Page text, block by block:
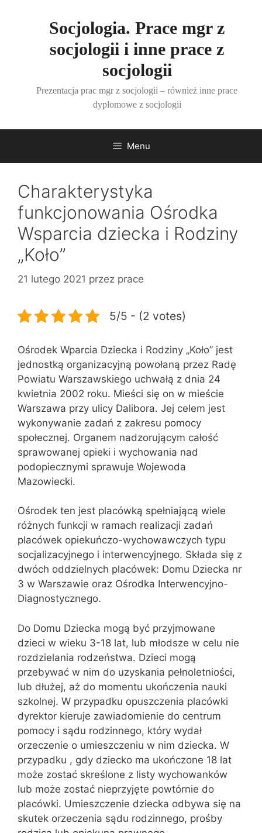
Socjologia. Prace mgr z
socjologii i inne prace z
socjologii
Prezentacja prac mgr z socjologii – również inne prace
dyplomowe z socjologii
Menu
Charakterystyka
funkcjonowania Ośrodka
Wsparcia dziecka i Rodziny
„Koło”
21 lutego 2021 przez prace
5/5 - (2 votes)
Ośrodek Wparcia Dziecka i Rodziny „Koło” jest
jednostką organizacyjną powołaną przez Radę
Powiatu Warszawskiego uchwałą z dnia 24
kwietnia 2002 roku. Mieści się on w mieście
Warszawa przy ulicy Dalibora. Jej celem jest
wykonywanie zadań z zakresu pomocy
społecznej. Organem nadzorującym całość
sprawowanej opieki i wychowania nad
podopiecznymi sprawuje Wojewoda
Mazowiecki.
Ośrodek ten jest placówką spełniającą wiele
różnych funkcji w ramach realizacji zadań
placówek opiekuńczo-wychowawczych typu
socjalizacyjnego i interwencyjnego. Składa się z
dwóch oddzielnych placówek: Domu Dziecka nr
3 w Warszawie oraz Ośrodka Interwencyjno-
Diagnostycznego.
Do Domu Dziecka mogą być przyjmowane
dzieci w wieku 3-18 lat, lub młodsze w celu nie
rozdzielania rodzeństwa. Dzieci mogą
przebywać w nim do uzyskania pełnoletniości,
lub dłużej, aż do momentu ukończenia nauki
szkolnej. W przypadku opuszczenia placówki
dyrektor kieruje zawiadomienie do centrum
pomocy i sądu rodzinnego, który wydał
orzeczenie o umieszczeniu w nim dziecka. W
przypadku , gdy dziecko ma ukończone 18 lat
może zostać skreślone z listy wychowanków
lub może zostać nieprzyjęte powtórnie do
placówki. Umieszczenie dziecka odbywa się na
skutek orzeczenia sądu rodzinnego, prośby